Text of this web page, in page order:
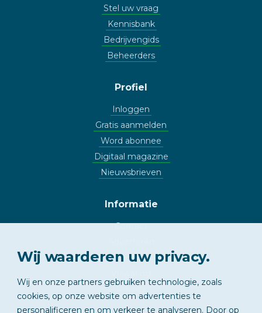
Stel uw vraag
Kennisbank
Bedrijvengids
Beheerders
Profiel
Inloggen
Gratis aanmelden
Word abonnee
Digitaal magazine
Nieuwsbrieven
Informatie
Contact
Copyright
Wij waarderen uw privacy.
Wij en onze partners gebruiken technologie, zoals
cookies, op onze website om advertenties te
personalificeren en om verkeer te analyseren. Door op